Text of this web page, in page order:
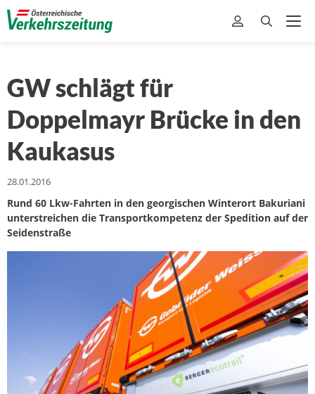
GW schlägt für
Doppelmayr Brücke in den
Kaukasus
28.01.2016
Rund 60 Lkw-Fahrten in den georgischen Winterort Bakuriani
unterstreichen die Transportkompetenz der Spedition auf der
Seidenstraße